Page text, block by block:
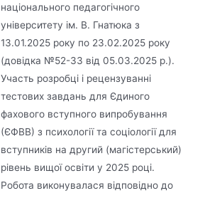
національного педагогічного
університету ім. В. Гнатюка з
13.01.2025 року по 23.02.2025 року
(довідка №52-33 від 05.03.2025 р.).
Участь розробці і рецензуванні
тестових завдань для Єдиного
фахового вступного випробування
(ЄФВВ) з психології та соціології для
вступників на другий (магістерський)
рівень вищої освіти у 2025 році.
Робота виконувалася відповідно до